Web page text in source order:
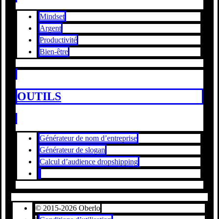
Mindset
Argent
Productivité
Bien-être
OUTILS
Générateur de nom d’entreprise
Générateur de slogan
Calcul d’audience dropshipping
© 2015-2026 Oberlo